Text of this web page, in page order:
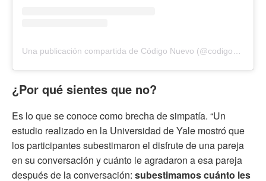
¿Por qué sientes que no?
Es lo que se conoce como brecha de simpatía. “Un
estudio realizado en la Universidad de Yale mostró que
los participantes subestimaron el disfrute de una pareja
en su conversación y cuánto le agradaron a esa pareja
después de la conversación: subestimamos cuánto les